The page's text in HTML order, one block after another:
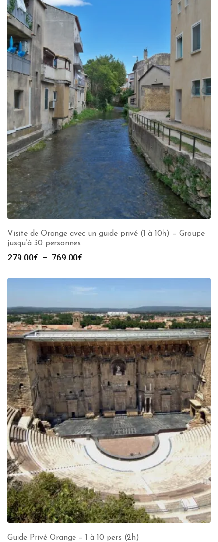
769.00€
Visite de Orange avec un guide privé (1 à 10h) – Groupe
jusqu’à 30 personnes
279.00€ – 769.00€
prix :
279.00€
769.00€
Guide Privé Orange – 1 à 10 pers (2h)